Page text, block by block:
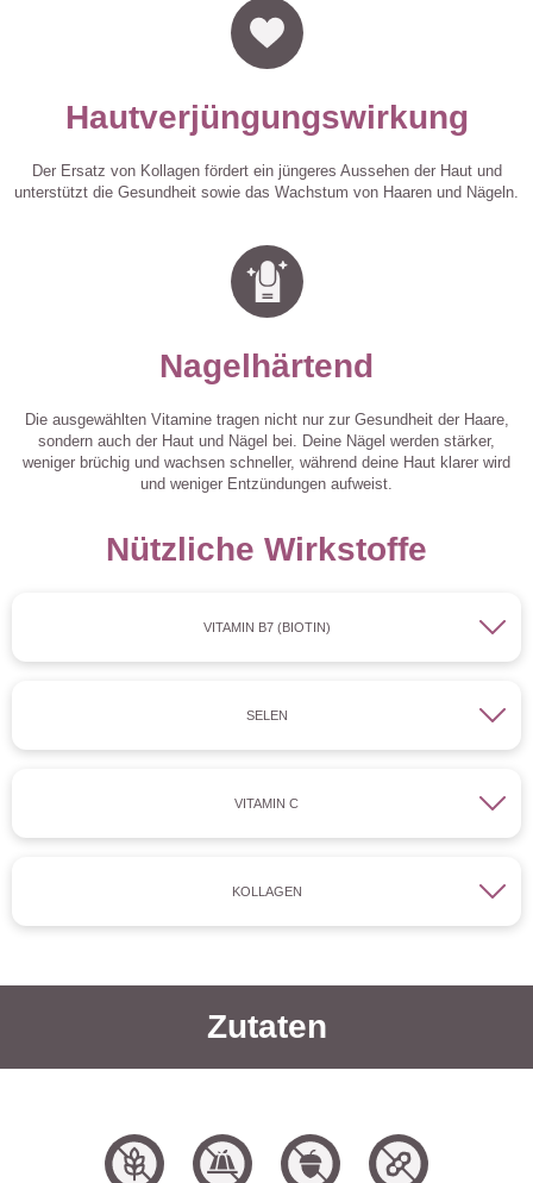
Hautverjüngungswirkung
Der Ersatz von Kollagen fördert ein jüngeres Aussehen der Haut und
unterstützt die Gesundheit sowie das Wachstum von Haaren und Nägeln.
Nagelhärtend
Die ausgewählten Vitamine tragen nicht nur zur Gesundheit der Haare,
sondern auch der Haut und Nägel bei. Deine Nägel werden stärker,
weniger brüchig und wachsen schneller, während deine Haut klarer wird
und weniger Entzündungen aufweist.
Nützliche Wirkstoffe
VITAMIN B7 (BIOTIN)
SELEN
VITAMIN C
KOLLAGEN
Zutaten